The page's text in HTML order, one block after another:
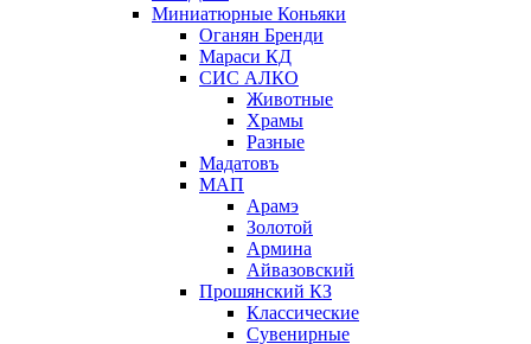
Миниатюрные Коньяки
Оганян Бренди
Мараси КД
СИС АЛКО
Животные
Храмы
Разные
Мадатовъ
МАП
Арамэ
Золотой
Армина
Айвазовский
Прошянский КЗ
Классические
Сувенирные